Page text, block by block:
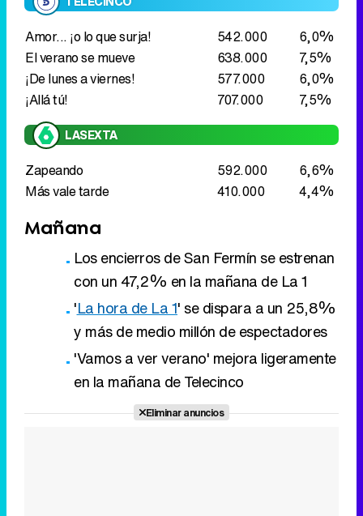
Zapeando 592.000
6,6%
Más vale tarde
410.000 4,4%
Mañana
Los encierros de San Fermín se estrenan
con un 47,2% en la mañana de La 1
'La hora de La 1
' se dispara a un 25,8%
y más de medio millón de espectadores
'Vamos a ver verano' mejora ligeramente
en la mañana de Telecinco
Eliminar anuncios